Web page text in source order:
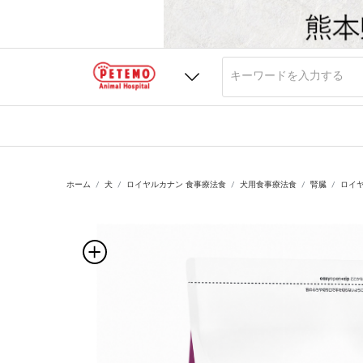
ホーム 犬 ロイヤルカナン 食事療法食 犬用食事療法食 腎臓 ロイ